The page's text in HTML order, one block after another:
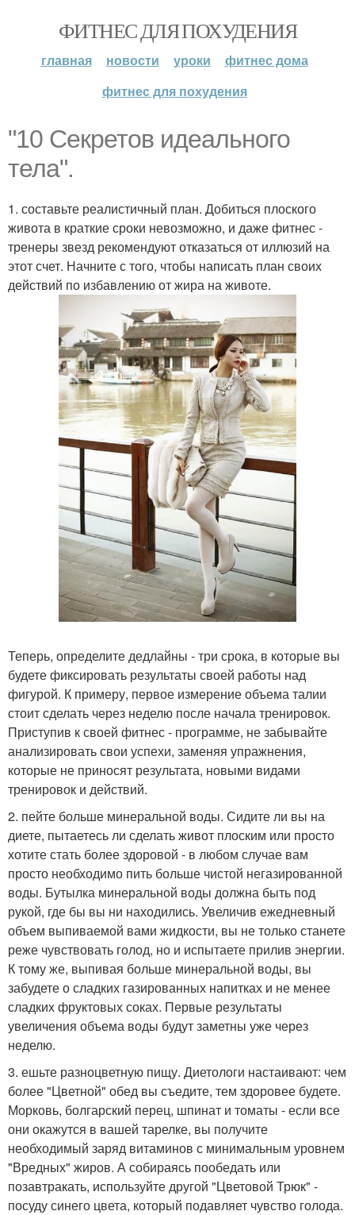
ФИТНЕС ДЛЯ ПОХУДЕНИЯ
главная новости уроки
фитнес дома
фитнес для похудения
"10 Секретов идеального
тела".
1. составьте реалистичный план. Добиться плоского
живота в краткие сроки невозможно, и даже фитнес -
тренеры звезд рекомендуют отказаться от иллюзий на
этот счет. Начните с того, чтобы написать план своих
действий по избавлению от жира на животе.
Теперь, определите дедлайны - три срока, в которые вы
будете фиксировать результаты своей работы над
фигурой. К примеру, первое измерение объема талии
стоит сделать через неделю после начала тренировок.
Приступив к своей фитнес - программе, не забывайте
анализировать свои успехи, заменяя упражнения,
которые не приносят результата, новыми видами
тренировок и действий.
2. пейте больше минеральной воды. Сидите ли вы на
диете, пытаетесь ли сделать живот плоским или просто
хотите стать более здоровой - в любом случае вам
просто необходимо пить больше чистой негазированной
воды. Бутылка минеральной воды должна быть под
рукой, где бы вы ни находились. Увеличив ежедневный
объем выпиваемой вами жидкости, вы не только станете
реже чувствовать голод, но и испытаете прилив энергии.
К тому же, выпивая больше минеральной воды, вы
забудете о сладких газированных напитках и не менее
сладких фруктовых соках. Первые результаты
увеличения объема воды будут заметны уже через
неделю.
3. ешьте разноцветную пищу. Диетологи настаивают: чем
более "Цветной" обед вы съедите, тем здоровее будете.
Морковь, болгарский перец, шпинат и томаты - если все
они окажутся в вашей тарелке, вы получите
необходимый заряд витаминов с минимальным уровнем
"Вредных" жиров. А собираясь пообедать или
позавтракать, используйте другой "Цветовой Трюк" -
посуду синего цвета, который подавляет чувство голода.